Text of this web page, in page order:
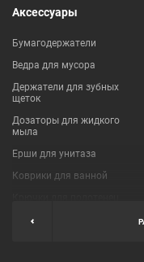
Аксессуары
Бумагодержатели
Ведра для мусора
Держатели для зубных
щеток
Дозаторы для жидкого
мыла
Ерши для унитаза
Коврики для ванной
Мыльницы